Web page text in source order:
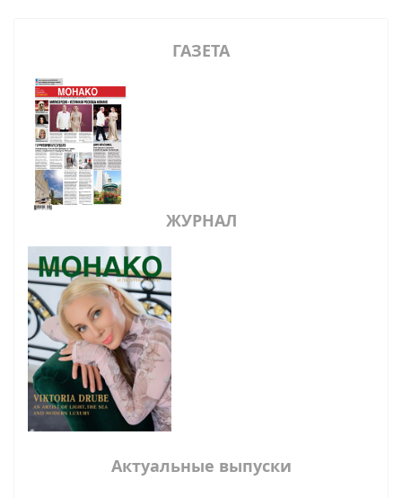
ГАЗЕТА
ЖУРНАЛ
Актуальные выпуски